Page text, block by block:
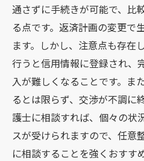
通さずに手続きが可能で、比
る点です。返済計画の変更で
ます。しかし、注意点も存在
行うと信用情報に登録され、
入が難しくなることです。ま
るとは限らず、交渉が不調に
護士に相談すれば、個々の状
スが受けられますので、任意
に相談することを強くおすす